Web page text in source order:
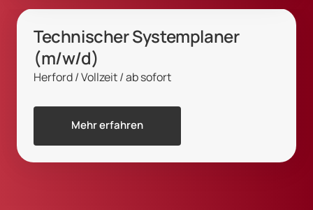
Technischer Systemplaner
(m/w/d)
Herford / Vollzeit / ab sofort
Mehr erfahren